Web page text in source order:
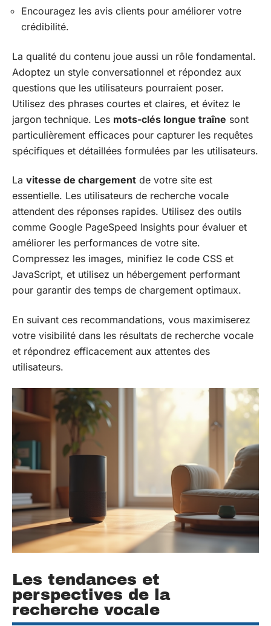
Encouragez les avis clients pour améliorer votre
crédibilité.
La qualité du contenu joue aussi un rôle fondamental.
Adoptez un style conversationnel et répondez aux
questions que les utilisateurs pourraient poser.
Utilisez des phrases courtes et claires, et évitez le
jargon technique. Les mots-clés longue traîne sont
particulièrement efficaces pour capturer les requêtes
spécifiques et détaillées formulées par les utilisateurs.
La vitesse de chargement de votre site est
essentielle. Les utilisateurs de recherche vocale
attendent des réponses rapides. Utilisez des outils
comme Google PageSpeed Insights pour évaluer et
améliorer les performances de votre site.
Compressez les images, minifiez le code CSS et
JavaScript, et utilisez un hébergement performant
pour garantir des temps de chargement optimaux.
En suivant ces recommandations, vous maximiserez
votre visibilité dans les résultats de recherche vocale
et répondrez efficacement aux attentes des
utilisateurs.
Les tendances et
perspectives de la
recherche vocale